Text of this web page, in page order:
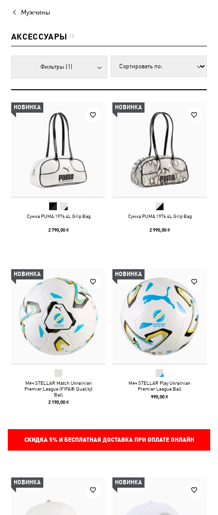
Мужчины
АКСЕССУАРЫ 25
Фильтры (1)
НОВИНКА
Сумка PUMA 1976 4L Grip Bag
2 790,00 ₴
НОВИНКА
Сумка PUMA 1976 4L Grip Bag
2 990,00 ₴
НОВИНКА
Мяч STELLAR Match Ukrainian
Premier League (FIFA® Quality)
Ball
2 190,00 ₴
НОВИНКА
Мяч STELLAR Play Ukrainian
Premier League Ball
990,00 ₴
СКИДКА 5%И БЕСПЛАТНАЯ ДОСТАВКА ПРИ ОПЛАТЕ ОНЛАЙН
НОВИНКА НОВИНКА